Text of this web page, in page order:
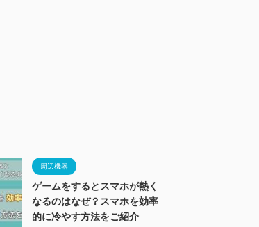
周辺機器
ゲームをするとスマホが熱く
なるのはなぜ？スマホを効率
的に冷やす方法をご紹介